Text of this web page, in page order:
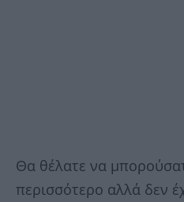
Θα θέλατε να
περισσότερο αλλά δεν